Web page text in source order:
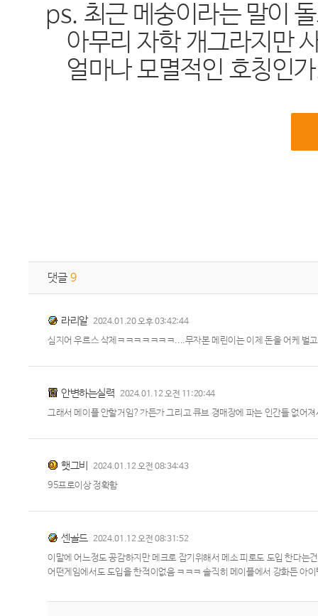
ps. 최근 메숭이라는 말이
아무리 자학 개그라지만
얼마나 모멸적인 호칭인
댓글 9
라리알 2024.01.20 오후 03:42:44
심지어 우르스 삭제ㅋㅋㅋㅋㅋㅋㅋ....무자본 메린이는 이제 돈을 어케 벌
안변하는실력 2024.01.12 오전 11:20:44
그래서 메이플 안할거임?가든가 그리고 큐브 경매장에 파는 인간들 없어져
햇그비 2024.01.12 오전 08:34:43
95프로이상 정확함
센골드 2024.01.12 오전 08:31:52
이말에 어느정도 공감하지만 메크로 잡기위해서 메소 피로도 도입 한다는
어떤게임에서도 도입을 한적이없음 ㅋㅋㅋ 솔직히 메이플에서 강화든 아